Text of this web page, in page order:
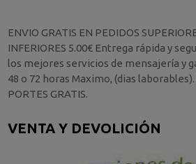
ENVIO GRATIS EN PEDIDOS
INFERIORES 5.00€ Entrega rápida y
los mejores servicios de mensajería y
48 o 72 horas Maximo, (dias laborables).
PORTES GRATIS.
VENTA Y DEVOLICIÓN